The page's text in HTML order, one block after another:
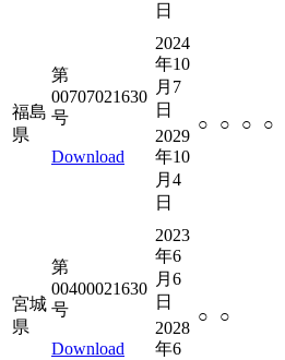
日
福島
県
第
00707021630
号
Download
2024
年10
月7
日
2029
年10
月4
日
○ ○ ○ ○
宮城
県
第
00400021630
号
Download
2023
年6
月6
日
2028
年6
○ ○